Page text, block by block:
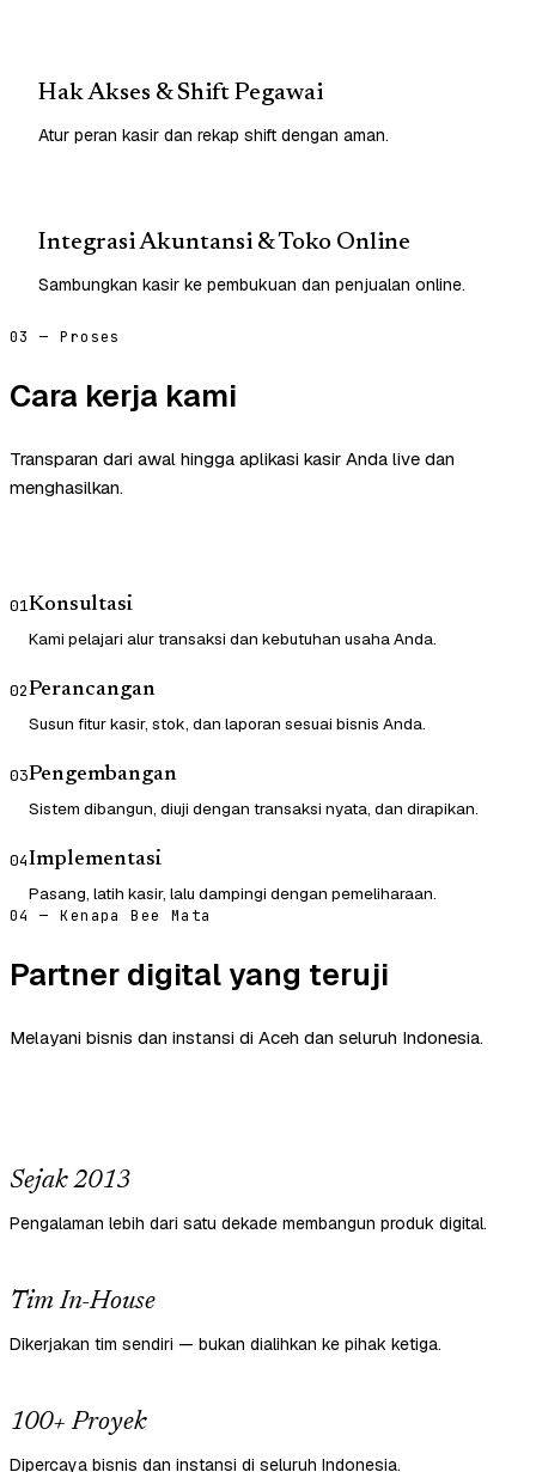
Hak Akses & Shift Pegawai
Atur peran kasir dan rekap shift dengan aman.
Integrasi Akuntansi & Toko Online
Sambungkan kasir ke pembukuan dan penjualan online.
03 — Proses
Cara kerja kami
Transparan dari awal hingga aplikasi kasir Anda live dan
menghasilkan.
01Konsultasi
Kami pelajari alur transaksi dan kebutuhan usaha Anda.
02Perancangan
Susun fitur kasir, stok, dan laporan sesuai bisnis Anda.
03Pengembangan
Sistem dibangun, diuji dengan transaksi nyata, dan dirapikan.
04Implementasi
Pasang, latih kasir, lalu dampingi dengan pemeliharaan.
04 — Kenapa Bee Mata
Partner digital yang teruji
Melayani bisnis dan instansi di Aceh dan seluruh Indonesia.
Sejak 2013
Pengalaman lebih dari satu dekade membangun produk digital.
Tim In-House
Dikerjakan tim sendiri — bukan dialihkan ke pihak ketiga.
100+ Proyek
Dipercaya bisnis dan instansi di seluruh Indonesia.